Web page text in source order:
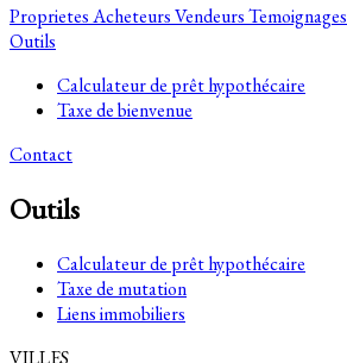
ProprietesAcheteursVendeursTemoignages
Outils
Calculateur de prêt hypothécaire
Taxe de bienvenue
Contact
Outils
Calculateur de prêt hypothécaire
Taxe de mutation
Liens immobiliers
VILLES